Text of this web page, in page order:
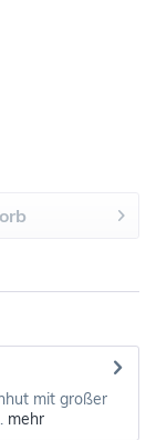
mit großer
mehr